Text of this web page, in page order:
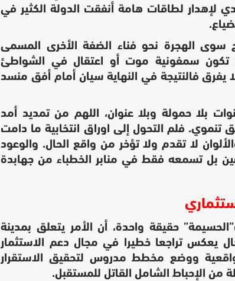
لإهدار لطاقات هامة أنفقت الدولة الكثير في
الهجرة نحو فناء الضفة الأخرى المسمى
تكون سمفونية موت أو اعتقال في الشواطئ
يفرق فالنتيجة في النهاية سيان أمام أفق منسد
بلا حمولة وبلا عنوان، اللهم من تمديد أمد
تنموي. فلم التحول إلى اوراق انتخابية ما دامت
لا تقدم ولا تؤخر من واقع الحال. والوعود
بل تسمعه فقط في منابر الخطباء من جهابدة
حقيقة واحدة، أن الأمر يتعلق بمدينة
يعكس تراجعا خطيرا في مجال دعم الاستثمار
ووضع مخطط مدروس لتحقيق الاستقرار
من الإحباط الشامل القاتل للمستقبل.